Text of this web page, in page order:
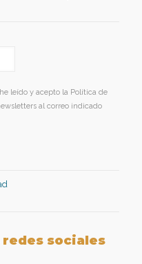
leído y acepto la Política de
al correo indicado
sociales